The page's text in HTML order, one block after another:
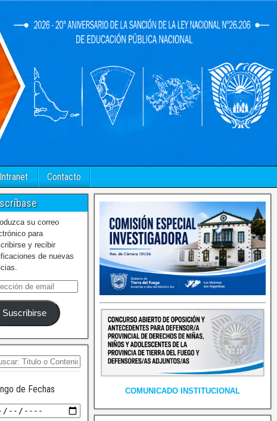
Intranet Contacto
su correo
para
y recibir
de nuevas
Suscribirse
de Fechas COMUNICADO INSTITUCIONAL